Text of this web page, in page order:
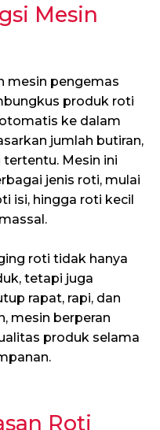
Mesin
mesin pengemas
produk roti
ke dalam
jumlah butiran,
Mesin ini
jenis roti, mulai
isi, hingga roti kecil
roti tidak hanya
tetapi juga
rapat, rapi, dan
mesin berperan
produk selama
Roti